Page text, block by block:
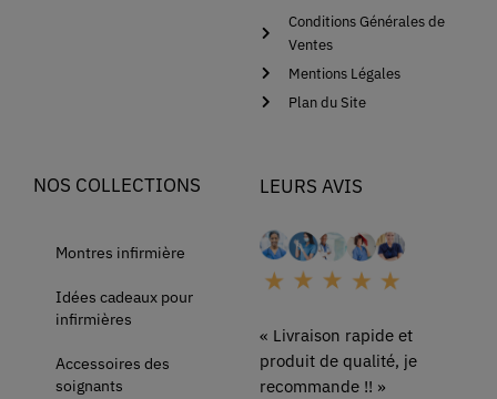
Conditions Générales de
Ventes
Mentions Légales
Plan du Site
NOS COLLECTIONS
Montres infirmière
Idées cadeaux pour
infirmières
Accessoires des
soignants
LEURS AVIS
« Livraison rapide et
produit de qualité, je
recommande !! »